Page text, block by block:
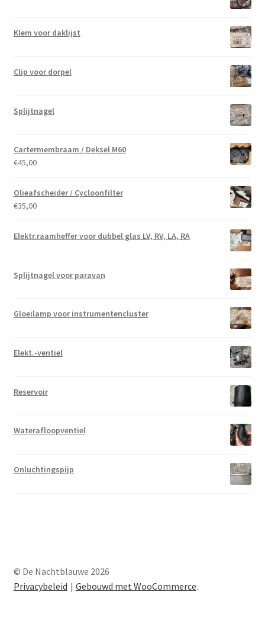
Klem voor daklijst
Clip voor dorpel
Splijtnagel
Cartermembraam / Deksel M60
€45,00
Olieafscheider / Cycloonfilter
€35,00
Elektr.raamheffer voor dubbel glas LV, RV, LA, RA
Splijtnagel voor paravan
Gloeilamp voor instrumentencluster
Elekt.-ventiel
Reservoir
Waterafloopventiel
Onluchtingspijp
© De Nachtblauwe 2026
Privacybeleid
Gebouwd met WooCommerce.